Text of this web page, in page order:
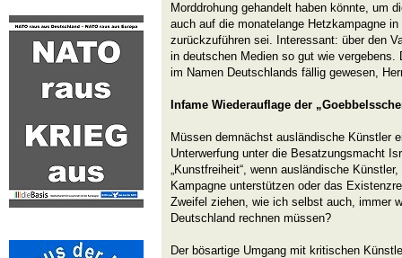
Morddrohung gehandelt haben könnte, um
auch auf die monatelange Hetzkampagne
zurückzuführen sei. Interessant: über den
in deutschen Medien so gut wie vergebens.
im Namen Deutschlands fällig gewesen,
Infame Wiederauflage der
Müssen demnächst ausländische Künstler
Unterwerfung unter die Besatzungsmacht
„Kunstfreiheit“, wenn ausländische
Kampagne unterstützen oder das
Zweifel ziehen, wie ich selbst auch, immer
Deutschland rechnen müssen?
Der bösartige Umgang mit kritischen